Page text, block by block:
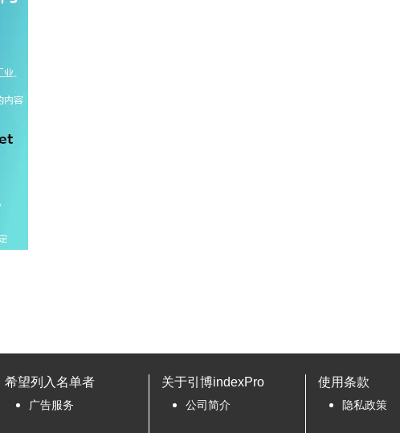
希望列入名单者
广告服务
关于引博indexPro
公司简介
使用条款
隐私政策